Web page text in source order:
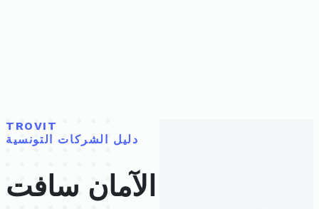
TROVIT
دليل الشركات التونسية
الآمان سافت